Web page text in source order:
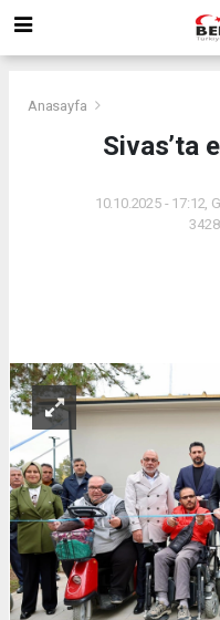
Anasayfa
Sivas’ta
10.10.2025 - 17:12,